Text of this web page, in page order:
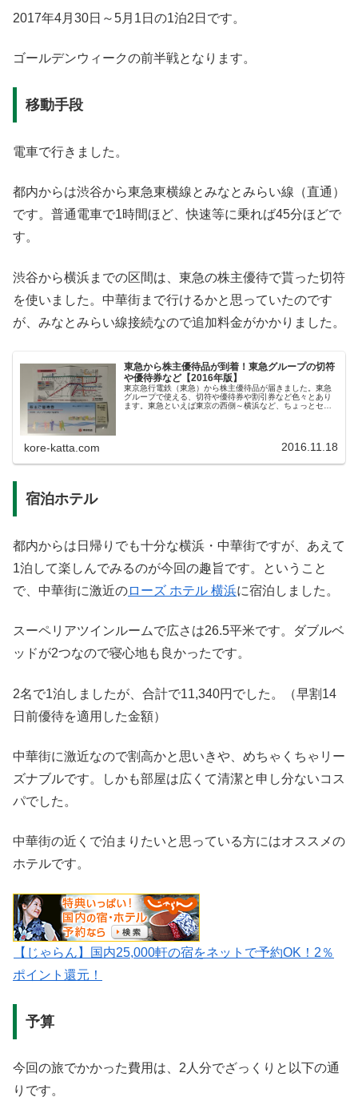
2017年4月30日～5月1日の1泊2日です。
ゴールデンウィークの前半戦となります。
移動手段
電車で行きました。
都内からは渋谷から東急東横線とみなとみらい線（直通）
です。普通電車で1時間ほど、快速等に乗れば45分ほどで
す。
渋谷から横浜までの区間は、東急の株主優待で貰った切符
を使いました。中華街まで行けるかと思っていたのです
が、みなとみらい線接続なので追加料金がかかりました。
東急から株主優待品が到着！東急グループの切符
や優待券など【2016年版】
東京急行電鉄（東急）から株主優待品が届きました。東急
グループで使える、切符や優待券や割引券など色々とあり
ます。東急といえば東京の西側～横浜など、ちょっとセレ
kore-katta.com 2016.11.18
宿泊ホテル
都内からは日帰りでも十分な横浜・中華街ですが、あえて
1泊して楽しんでみるのが今回の趣旨です。ということ
で、中華街に激近のローズ ホテル 横浜に宿泊しました。
スーペリアツインルームで広さは26.5平米です。ダブルベ
ッドが2つなので寝心地も良かったです。
2名で1泊しましたが、合計で11,340円でした。（早割14
日前優待を適用した金額）
中華街に激近なので割高かと思いきや、めちゃくちゃリー
ズナブルです。しかも部屋は広くて清潔と申し分ないコス
パでした。
中華街の近くで泊まりたいと思っている方にはオススメの
ホテルです。
【じゃらん】国内25,000軒の宿をネットで予約OK！2％
ポイント還元！
予算
今回の旅でかかった費用は、2人分でざっくりと以下の通
りです。